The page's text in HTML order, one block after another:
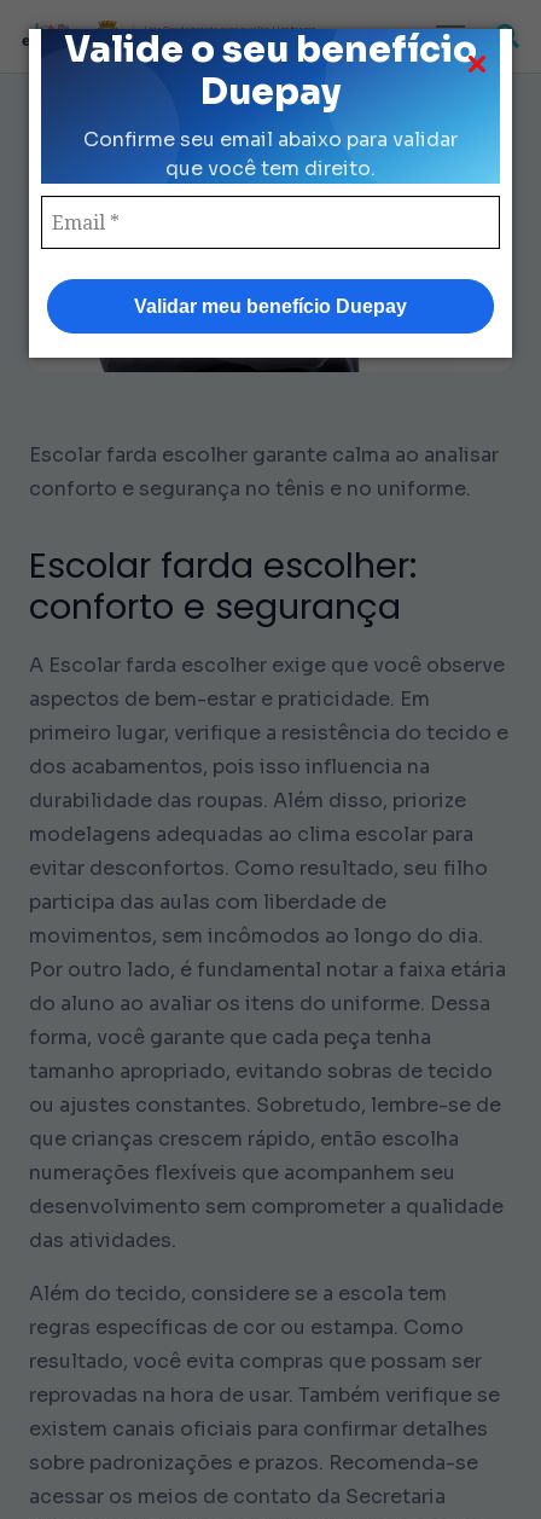
Valide o seu benefício
Duepay
Confirme seu email abaixo para validar
que você tem direito.
Validar meu benefício Duepay
Loja Credenciada para auxilio Uniforme
e Kit Escolar da Prefeitura de São Paulo
Escolar farda escolher: Guia
Completo para Pais Tranquilos
Escolar farda escolher garante calma ao analisar
conforto e segurança no tênis e no uniforme.
Escolar farda escolher:
conforto e segurança
A Escolar farda escolher exige que você observe
aspectos de bem-estar e praticidade. Em
primeiro lugar, verifique a resistência do tecido e
dos acabamentos, pois isso influencia na
durabilidade das roupas. Além disso, priorize
modelagens adequadas ao clima escolar para
evitar desconfortos. Como resultado, seu filho
participa das aulas com liberdade de
movimentos, sem incômodos ao longo do dia.
Por outro lado, é fundamental notar a faixa etária
do aluno ao avaliar os itens do uniforme. Dessa
forma, você garante que cada peça tenha
tamanho apropriado, evitando sobras de tecido
ou ajustes constantes. Sobretudo, lembre-se de
que crianças crescem rápido, então escolha
numerações flexíveis que acompanhem seu
desenvolvimento sem comprometer a qualidade
das atividades.
Além do tecido, considere se a escola tem
regras específicas de cor ou estampa. Como
resultado, você evita compras que possam ser
reprovadas na hora de usar. Também verifique se
existem canais oficiais para confirmar detalhes
sobre padronizações e prazos. Recomenda-se
acessar os meios de contato da Secretaria